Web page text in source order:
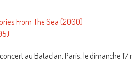
From The Sea (2000)
au Bataclan, Paris, le dimanche 17